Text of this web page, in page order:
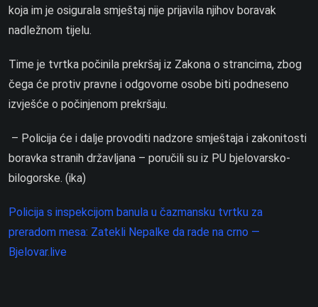
koja im je osigurala smještaj nije prijavila njihov boravak
nadležnom tijelu.
Time je tvrtka počinila prekršaj iz Zakona o strancima, zbog
čega će protiv pravne i odgovorne osobe biti podneseno
izvješće o počinjenom prekršaju.
– Policija će i dalje provoditi nadzore smještaja i zakonitosti
boravka stranih državljana – poručili su iz PU bjelovarsko-
bilogorske. (ika)
Policija s inspekcijom banula u čazmansku tvrtku za
preradom mesa: Zatekli Nepalke da rade na crno —
Bjelovar.live